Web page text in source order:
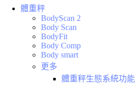
體重秤
BodyScan 2
Body Scan
BodyFit
Body Comp
Body smart
更多
體重秤生態系統功能